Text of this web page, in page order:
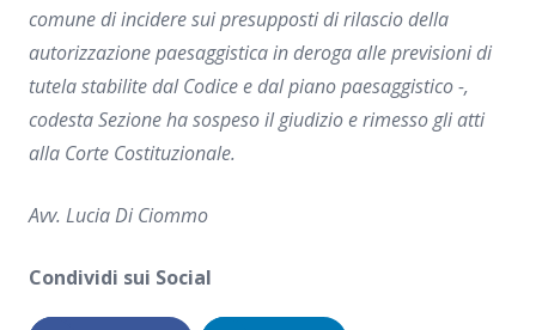
comune di incidere sui presupposti di rilascio della
autorizzazione paesaggistica in deroga alle previsioni di
tutela stabilite dal Codice e dal piano paesaggistico -,
codesta Sezione ha sospeso il giudizio e rimesso gli atti
alla Corte Costituzionale.
Avv. Lucia Di Ciommo
Condividi sui Social